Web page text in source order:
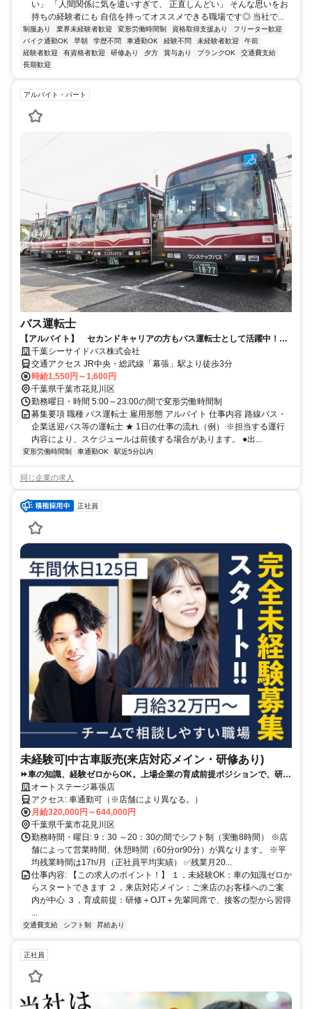
い」 「人間関係に気を遣いすぎて、 正直しんどい」 そんな思いをお
持ちの経験者にも 自信を持ってオススメできる職場です◎ 当社で...
制服あり 業界未経験者歓迎 変形労働時間制 資格取得支援あり
フリーター歓迎
バイク通勤OK
早朝 学歴不問 車通勤OK 経験不問 未経験者歓迎
午前
経験者歓迎
有資格者歓迎 研修あり 夕方 賞与あり ブランクOK
交通費支給
長期歓迎
アルバイト・パート
バス運転士
【アルバイト】 セカンドキャリアの方もバス運転士として活躍中！
未経験でも研修充実で安心スタート！
千葉シーサイドバス株式会社
交通アクセス JR中央・総武線「幕張」駅より徒歩3分
時給1,550円～1,600円
千葉県千葉市花見川区
勤務曜日・時間 5:00～23:00の間で変形労働時間制
募集要項 職種 バス運転士 雇用形態 アルバイト 仕事内容 路線バス・
企業送迎バス等の運転士 ★ 1日の仕事の流れ（例） ※担当する運行
内容により、スケジュールは前後する場合があります。 ●出...
変形労働時間制 車通勤OK 駅近5分以内
同じ企業の求人
正社員
未経験可|中古車販売(来店対応メイン・研修あり)
⏩️車の知識、経験ゼロからOK。上場企業の育成前提ポジションで、研修
＋先輩同席で接客の型から学べます。
オートステージ幕張店
アクセス: 車通勤可（※店舗により異なる。）
月給320,000円～644,000円
千葉県千葉市花見川区
勤務時間・曜日: 9：30 ～20：30の間でシフト制（実働8時間） ※店
舗によって営業時間、休憩時間（60分or90分）が異なります。 ※平
均残業時間は17h/月（正社員平均実績） ✅残業月20...
仕事内容: 【この求人のポイント！】 １，未経験OK：車の知識ゼロか
らスタートできます ２，来店対応メイン：ご来店のお客様へのご案
内が中心 ３，育成前提：研修＋OJT＋先輩同席で、接客の型から習得
交通費支給 シフト制 昇給あり
正社員